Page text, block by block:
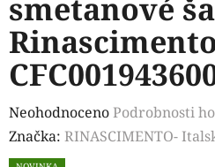
smetanové
Průměrné
hodnocení
produktu
NeohodnocenoPodrobnosti
Značka: RINASCIMENTO-